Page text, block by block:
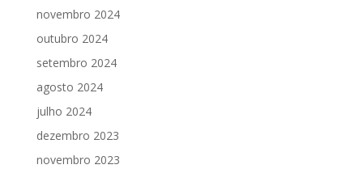
novembro 2024
outubro 2024
setembro 2024
agosto 2024
julho 2024
dezembro 2023
novembro 2023